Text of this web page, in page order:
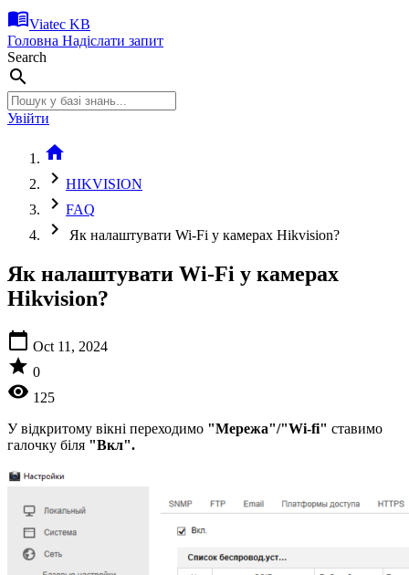
menu_bookViatec KB
Головна Надіслати запит
Search
search
Увійти
home
chevron_right HIKVISION
chevron_right FAQ
chevron_right Як налаштувати Wi-Fi у камерах Hikvision?
Як налаштувати Wi-Fi у камерах
Hikvision?
calendar_today Oct 11, 2024
star 0
visibility 125
У відкритому вікні переходимо "Мережа"/"Wi-fi" ставимо
галочку біля "Вкл".